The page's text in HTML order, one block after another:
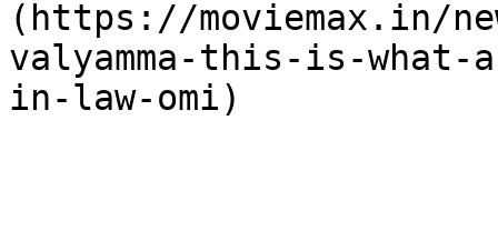
(https://moviemax.in/
valyamma-this-is-what-
in-law-omi)